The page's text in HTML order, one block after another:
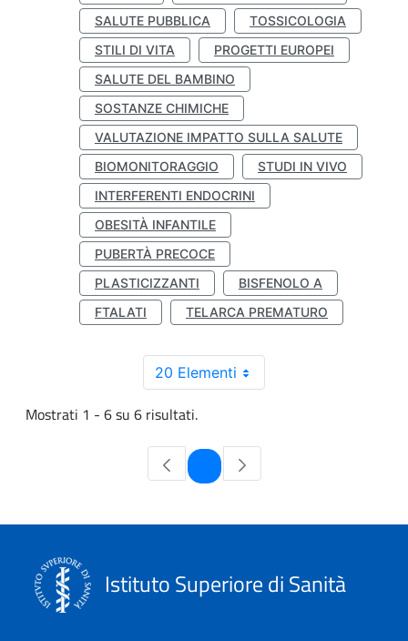
SALUTE PUBBLICA
TOSSICOLOGIA
STILI DI VITA
PROGETTI EUROPEI
SALUTE DEL BAMBINO
SOSTANZE CHIMICHE
VALUTAZIONE IMPATTO SULLA SALUTE
BIOMONITORAGGIO
STUDI IN VIVO
INTERFERENTI ENDOCRINI
OBESITÀ INFANTILE
PUBERTÀ PRECOCE
PLASTICIZZANTI
BISFENOLO A
FTALATI
TELARCA PREMATURO
20 Elementi
Mostrati 1 - 6 su 6 risultati.
Pagina
Istituto Superiore di Sanità